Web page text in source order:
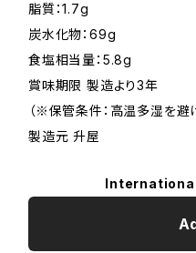
脂質：1.7g
炭水化物：69g
食塩相当量：5.8g
賞味期限 製造より3年
（※保管条件：高温多湿を避
製造元 升屋